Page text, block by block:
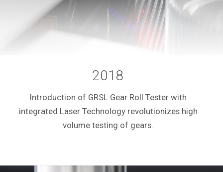
2018
Introduction of GRSL Gear Roll Tester with
integrated Laser Technology revolutionizes high
volume testing of gears.